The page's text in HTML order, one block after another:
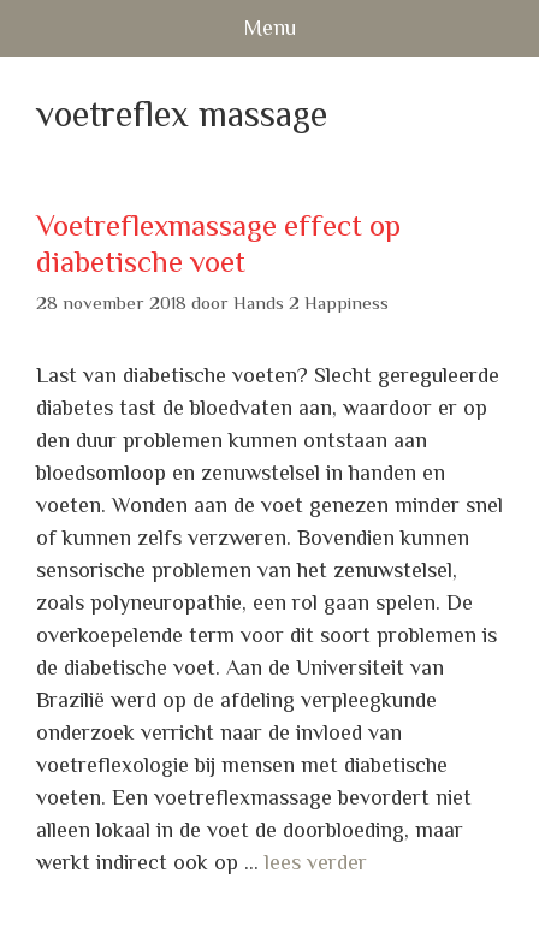
inhoud
Menu
voetreflex massage
Voetreflexmassage effect op
diabetische voet
28 november 2018 door Hands 2 Happiness
Last van diabetische voeten? Slecht gereguleerde
diabetes tast de bloedvaten aan, waardoor er op
den duur problemen kunnen ontstaan aan
bloedsomloop en zenuwstelsel in handen en
voeten. Wonden aan de voet genezen minder snel
of kunnen zelfs verzweren. Bovendien kunnen
sensorische problemen van het zenuwstelsel,
zoals polyneuropathie, een rol gaan spelen. De
overkoepelende term voor dit soort problemen is
de diabetische voet. Aan de Universiteit van
Brazilië werd op de afdeling verpleegkunde
onderzoek verricht naar de invloed van
voetreflexologie bij mensen met diabetische
voeten. Een voetreflexmassage bevordert niet
alleen lokaal in de voet de doorbloeding, maar
werkt indirect ook op …lees verder